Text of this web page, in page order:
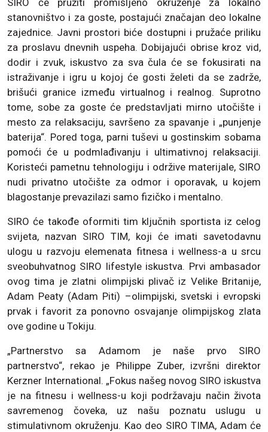
stanovništvo i za goste, postajući značajan deo lokalne
zajednice. Javni prostori biće dostupni i pružaće priliku
za proslavu dnevnih uspeha. Dobijajući obrise kroz vid,
dodir i zvuk, iskustvo za sva čula će se fokusirati na
istraživanje i igru u kojoj će gosti želeti da se zadrže,
brišući granice između virtualnog i realnog. Suprotno
tome, sobe za goste će predstavljati mirno utočište i
mesto za relaksaciju, savršeno za spavanje i „punjenje
baterija“. Pored toga, parni tuševi u gostinskim sobama
pomoći će u podmlađivanju i ultimativnoj relaksaciji.
Koristeći pametnu tehnologiju i održive materijale, SIRO
nudi privatno utočište za odmor i oporavak, u kojem
blagostanje prevazilazi samo fizičko i mentalno.
SIRO će takođe oformiti tim ključnih sportista iz celog
svijeta, nazvan SIRO TIM, koji će imati savetodavnu
ulogu u razvoju elemenata fitnesa i wellness-a u srcu
sveobuhvatnog SIRO lifestyle iskustva. Prvi ambasador
ovog tima je zlatni olimpijski plivač iz Velike Britanije,
Adam Peaty (Adam Piti) –olimpijski, svetski i evropski
prvak i favorit za ponovno osvajanje olimpijskog zlata
ove godine u Tokiju.
„Partnerstvo sa Adamom je naše prvo SIRO
partnerstvo“, rekao je Philippe Zuber, izvršni direktor
Kerzner International. „Fokus našeg novog SIRO iskustva
je na fitnesu i wellness-u koji podržavaju način života
savremenog čoveka, uz našu poznatu uslugu u
stimulativnom okruženju. Kao deo SIRO TIMA, Adam će